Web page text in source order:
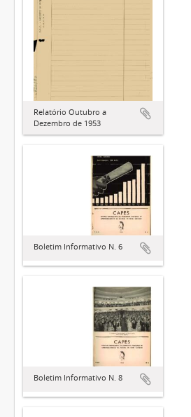
Relatório Outubro a
Dezembro de 1953
Boletim Informativo N. 6
Boletim Informativo N. 8